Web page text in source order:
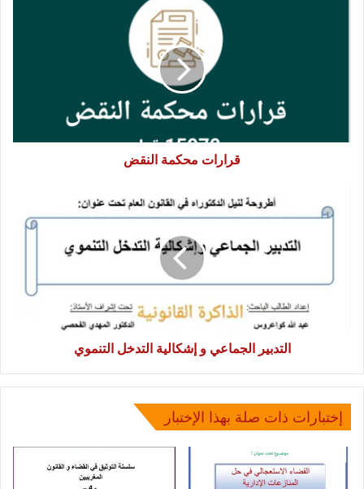
قرارات محكمة النقض
الجماعي
التنموي
التدبير الجماعي و إشكالية التدخل التنموي
إختبارات ذات صلة بهذا الإختبار